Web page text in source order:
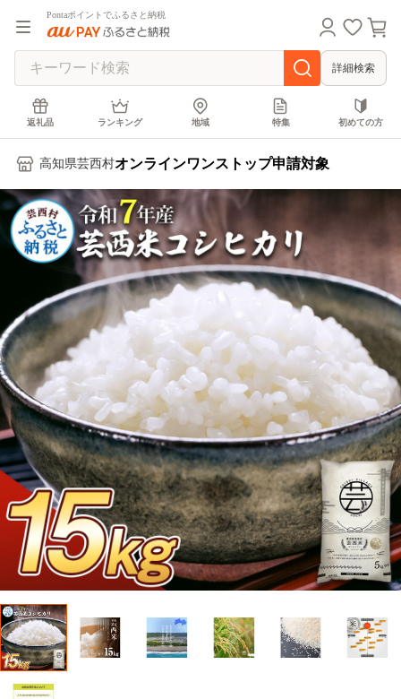
Pontaポイントでふるさと納税
詳細検索
返礼品 ランキング 地域 特集 初めての方
高知県芸西村オンラインワンストップ申請対象